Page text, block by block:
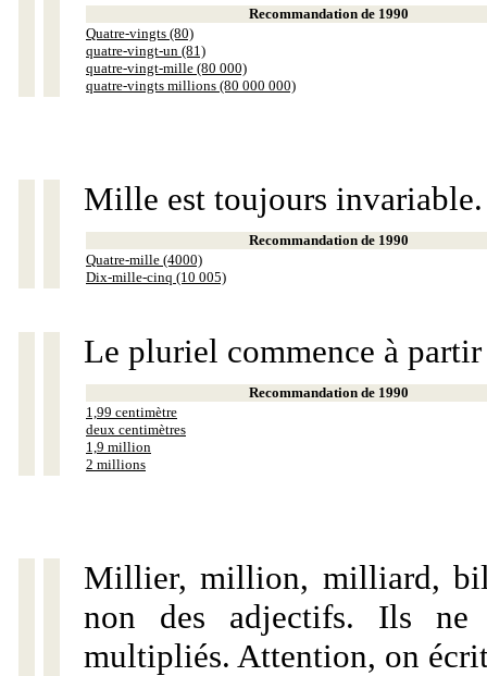
Recommandation de 1990
Quatre-vingts (80)
quatre-vingt-un (81)
quatre-vingt-mille (80 000)
quatre-vingts millions (80 000 000)
Mille est toujours invariable.
Recommandation de 1990
Quatre-mille (4000)
Dix-mille-cinq (10 005)
Le pluriel commence à
Recommandation de 1990
1,99 centimètre
deux centimètres
1,9 million
2 millions
Millier, million, milliard,
non des adjectifs. Ils ne
multipliés. Attention, on